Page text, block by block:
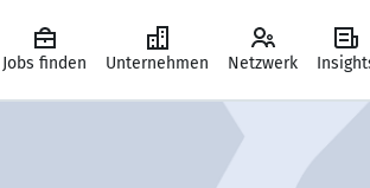
Jobs finden Unternehmen Netzwerk